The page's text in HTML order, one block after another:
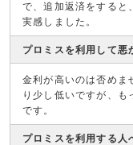
で、追加返済をすると
実感しました。
プロミスを利用して悪
金利が高いのは否めま
り少し低いですが、
です。
プロミスを利用する人